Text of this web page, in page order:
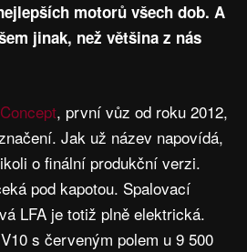
motorů všech dob. A
jinak, než většina z nás
, první vůz od roku 2012,
Jak už název napovídá,
o finální produkční verzi.
pod kapotou. Spalovací
LFA je totiž plně elektrická.
s červeným polem u 9 500